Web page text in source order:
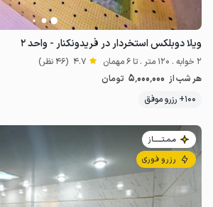
ویلا دوبلکس استخردار در فریدونکنار - واحد ۲
2 خوابه . 120 متر . تا 6 مهمان 4.7 (46 نظر)
هر شب از 5٬000٬000 تومان
100+ رزرو موفق
مـمـتــــــاز
رزرو فوری